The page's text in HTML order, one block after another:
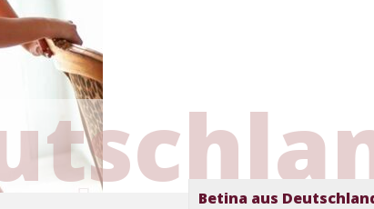
Betina aus